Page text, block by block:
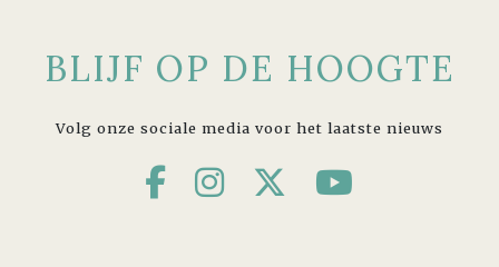
BLIJF OP DE HOOGTE
Volg onze sociale media voor het laatste nieuws